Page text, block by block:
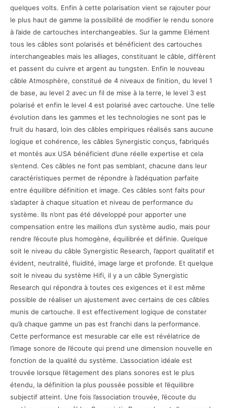
quelques volts. Enfin à cette polarisation vient se rajouter pour
le plus haut de gamme la possibilité de modifier le rendu sonore
à l’aide de cartouches interchangeables. Sur la gamme Elément
tous les câbles sont polarisés et bénéficient des cartouches
interchangeables mais les alliages, constituant le câble, diffèrent
et passent du cuivre et argent au tungsten. Enfin le nouveau
câble Atmosphère, constitué de 4 niveaux de finition, du level 1
de base, au level 2 avec un fil de mise à la terre, le level 3 est
polarisé et enfin le level 4 est polarisé avec cartouche. Une telle
évolution dans les gammes et les technologies ne sont pas le
fruit du hasard, loin des câbles empiriques réalisés sans aucune
logique et cohérence, les câbles Synergistic conçus, fabriqués
et montés aux USA bénéficient d’une réelle expertise et cela
s’entend. Ces câbles ne font pas semblant, chacune dans leur
caractéristiques permet de répondre à l’adéquation parfaite
entre équilibre définition et image. Ces câbles sont faits pour
s’adapter à chaque situation et niveau de performance du
système. Ils n’ont pas été développé pour apporter une
compensation entre les maillons d’un système audio, mais pour
rendre l’écoute plus homogène, équilibrée et définie. Quelque
soit le niveau du câble Synergistic Research, l’apport qualitatif et
évident, neutralité, fluidité, image large et profonde. Et quelque
soit le niveau du système Hifi, il y a un câble Synergistic
Research qui répondra à toutes ces exigences et il est même
possible de réaliser un ajustement avec certains de ces câbles
munis de cartouche. Il est effectivement logique de constater
qu’à chaque gamme un pas est franchi dans la performance.
Cette performance est mesurable car elle est révélatrice de
l’image sonore de l’écoute qui prend une dimension nouvelle en
fonction de la qualité du système. L’association idéale est
trouvée lorsque l’étagement des plans sonores est le plus
étendu, la définition la plus poussée possible et l’équilibre
subjectif atteint. Une fois l’association trouvée, l’écoute du